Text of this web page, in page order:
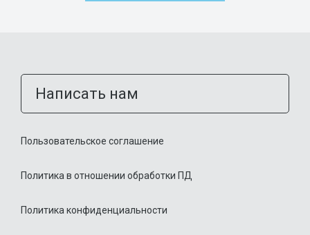
Написать нам
Пользовательское соглашение
Политика в отношении обработки ПД
Политика конфиденциальности